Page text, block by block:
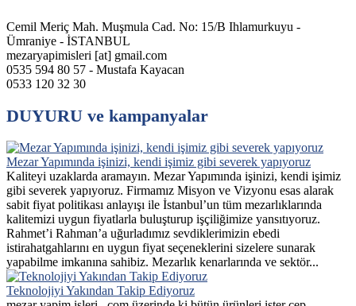
Cemil Meriç Mah. Muşmula Cad. No: 15/B Ihlamurkuyu -
Ümraniye - İSTANBUL
mezaryapimisleri [at] gmail.com
0535 594 80 57 - Mustafa Kayacan
0533 120 32 30
DUYURU ve kampanyalar
Mezar Yapımında işinizi, kendi işimiz gibi severek yapıyoruz
Kaliteyi uzaklarda aramayın. Mezar Yapımında işinizi, kendi işimiz
gibi severek yapıyoruz. Firmamız Misyon ve Vizyonu esas alarak
sabit fiyat politikası anlayışı ile İstanbul’un tüm mezarlıklarında
kalitemizi uygun fiyatlarla buluşturup işçiliğimize yansıtıyoruz.
Rahmet’i Rahman’a uğurladımız sevdiklerimizin ebedi
istirahatgahlarını en uygun fiyat seçeneklerini sizelere sunarak
yapabilme imkanına sahibiz. Mezarlık kenarlarında ve sektör...
Teknolojiyi Yakından Takip Ediyoruz